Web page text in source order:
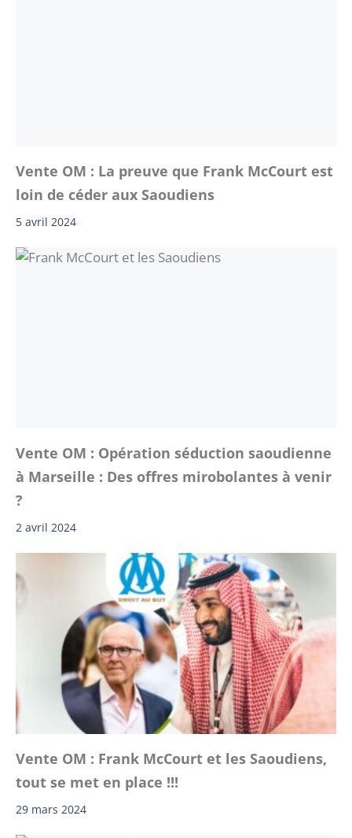
Vente OM : La preuve que Frank McCourt est
loin de céder aux Saoudiens
5 avril 2024
Vente OM : Opération séduction saoudienne
à Marseille : Des offres mirobolantes à venir
?
2 avril 2024
Vente OM : Frank McCourt et les Saoudiens,
tout se met en place !!!
29 mars 2024